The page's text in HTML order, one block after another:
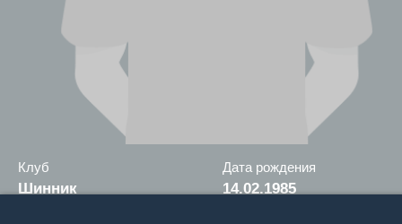
Клуб
Шинник
Дата рождения
14.02.1985